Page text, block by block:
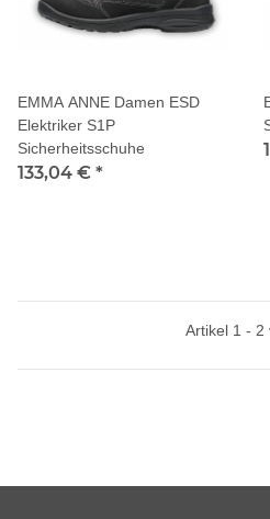
EMMA ANNE Damen ESD
Elektriker S1P
Sicherheitsschuhe
133,04 € *
Artikel 1 - 2